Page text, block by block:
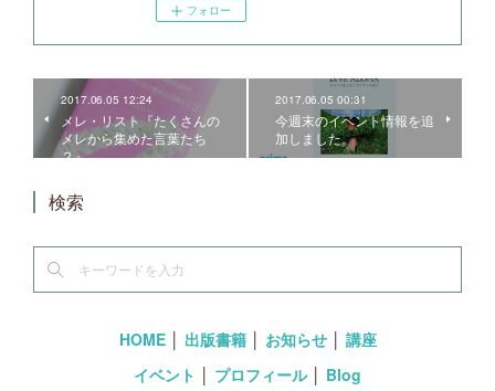
フォロー
2017.06.05 12:24
メレ・リスト『たくさんの
メレから集めた言葉たち
２』
2017.06.05 00:31
今週末のイベント情報を追
加しました。
検索
HOME│ 出版書籍│ お知らせ│ 講座
イベント │ プロフィール│ Blog